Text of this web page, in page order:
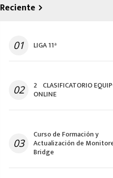
Reciente
01 LIGA 11ª
02 2º CLASIFICATORIO
ONLINE
03
Curso de Formación y
Actualización de
Bridge